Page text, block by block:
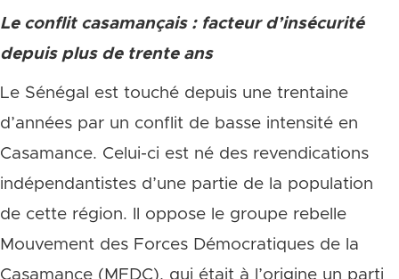
Le conflit casamançais : facteur d’insécurité
depuis plus de trente ans
Le Sénégal est touché depuis une trentaine
d’années par un conflit de basse intensité en
Casamance. Celui-ci est né des revendications
indépendantistes d’une partie de la population
de cette région. Il oppose le groupe rebelle
Mouvement des Forces Démocratiques de la
Casamance (MFDC), qui était à l’origine un parti